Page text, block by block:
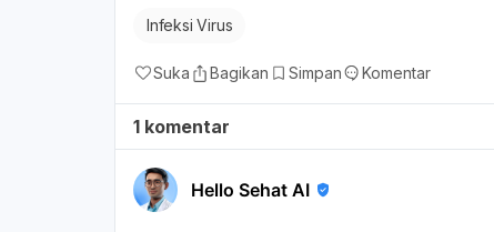
Infeksi Virus
Suka Bagikan Simpan Komentar
1 komentar
Hello Sehat AI